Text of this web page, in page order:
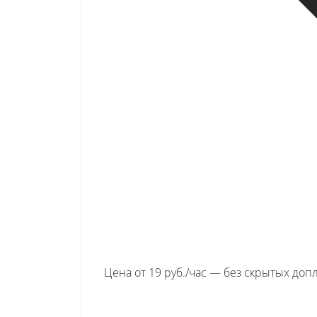
Цена от 19 руб./час — без скрытых